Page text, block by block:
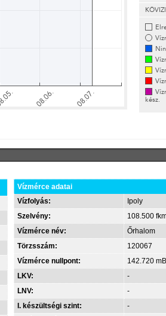
kész.
Vízmérce adatai
Vízfolyás:
Ipoly
Szelvény:
108.500
Vízmérce név:
Őrhalom
Törzsszám:
120067
Vízmérce nullpont:
142.720
LKV:
-
LNV:
-
I. készültségi szint:
-